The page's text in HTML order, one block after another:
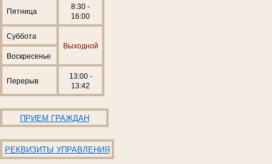
Пятница
8:30 -
16:00
Суббота
Выходной
Воскресенье
Перерыв
13:00 -
13:42
ПРИЕМ ГРАЖДАН
РЕКВИЗИТЫ УПРАВЛЕНИЯ